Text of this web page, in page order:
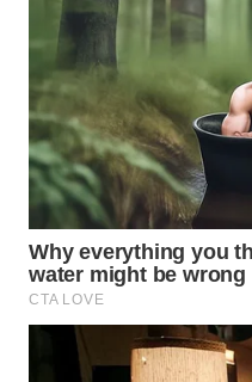
KALBAR
WN
KALTENG
WN
KALTARA
KALSEL